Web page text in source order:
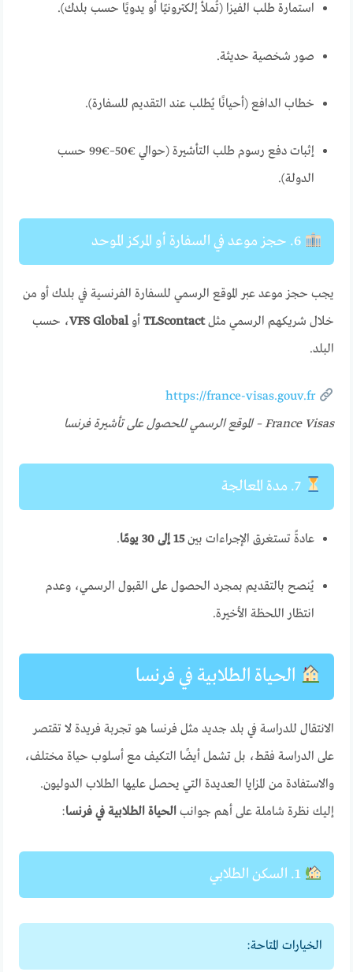
استمارة طلب الفيزا (تُملأ إلكترونيًا أو يدويًا حسب بلدك).
صور شخصية حديثة.
خطاب الدافع (أحيانًا يُطلب عند التقديم للسفارة).
إثبات دفع رسوم طلب التأشيرة (حوالي €50–€99 حسب
الدولة).
يجب حجز موعد عبر الموقع الرسمي للسفارة الفرنسية في بلدك أو من
خلال شريكهم الرسمي مثلTLScontact أوVFS Global، حسب
البلد.
https://france-visas.gouv.fr
France Visas – الموقع الرسمي للحصول على تأشيرة فرنسا
عادةً تستغرق الإجراءات بين15 إلى 30 يومًا .
يُنصح بالتقديم بمجرد الحصول على القبول الرسمي، وعدم
انتظار اللحظة الأخيرة.
الحياة الطلابية في فرنسا
الانتقال للدراسة في بلد جديد مثل فرنسا هو تجربة فريدة لا تقتصر
على الدراسة فقط، بل تشمل أيضًا التكيف مع أسلوب حياة مختلف،
والاستفادة من المزايا العديدة التي يحصل عليها الطلاب الدوليون.
إليك نظرة شاملة على أهم جوانبالحياة الطلابية في فرنسا:
الخيارات المتاحة: